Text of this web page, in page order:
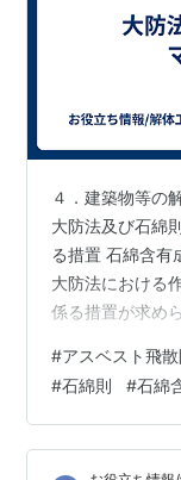
４．建築物等の
大防法及び石綿
る措置 石綿含有
大防法における
係る措置が求め
外す必要があり
や釘等を撤去し
現場の状況等に
切断等を伴う除
#アスベスト飛散
#石綿則 #石綿